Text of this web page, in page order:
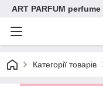
ART PARFUM
Категорії товарів